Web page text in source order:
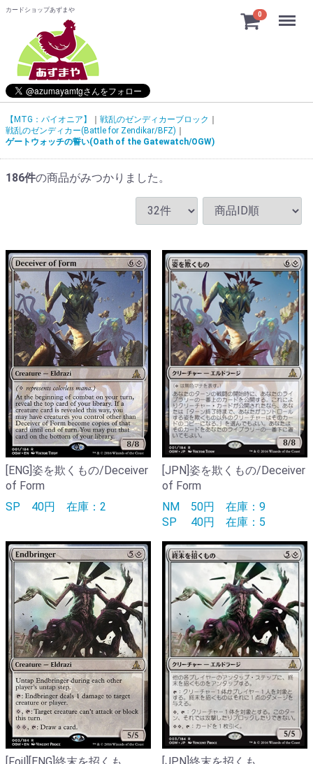
カードショップあずまや
0 Menu
【MTG：パイオニア】
戦乱のゼンディカーブロック
戦乱のゼンディカー(Battle for Zendikar/BFZ)
ゲートウォッチの誓い(Oath of the Gatewatch/OGW)
186件の商品がみつかりました。
[ENG]姿を欺くもの/Deceiver
of Form
SP 40円 在庫：2
[JPN]姿を欺くもの/Deceiver
of Form
NM 50円 在庫：9
SP
40円 在庫：5
[Foil][ENG]終末を招くも
[JPN]終末を招くも